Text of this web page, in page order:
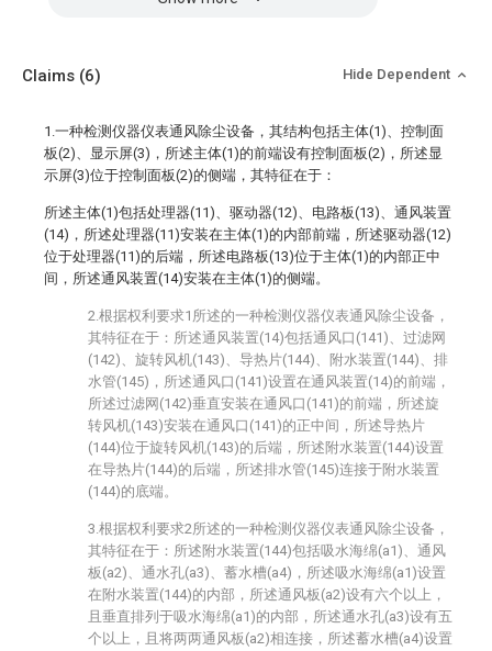
Claims (6) Hide Dependent
1.一种检测仪器仪表通风除尘设备，其结构包括主体(1)、控制面
板(2)、显示屏(3)，所述主体(1)的前端设有控制面板(2)，所述显
示屏(3)位于控制面板(2)的侧端，其特征在于：
所述主体(1)包括处理器(11)、驱动器(12)、电路板(13)、通风装置
(14)，所述处理器(11)安装在主体(1)的内部前端，所述驱动器(12)
位于处理器(11)的后端，所述电路板(13)位于主体(1)的内部正中
间，所述通风装置(14)安装在主体(1)的侧端。
2.根据权利要求1所述的一种检测仪器仪表通风除尘设备，
其特征在于：所述通风装置(14)包括通风口(141)、过滤网
(142)、旋转风机(143)、导热片(144)、附水装置(144)、排
水管(145)，所述通风口(141)设置在通风装置(14)的前端，
所述过滤网(142)垂直安装在通风口(141)的前端，所述旋
转风机(143)安装在通风口(141)的正中间，所述导热片
(144)位于旋转风机(143)的后端，所述附水装置(144)设置
在导热片(144)的后端，所述排水管(145)连接于附水装置
(144)的底端。
3.根据权利要求2所述的一种检测仪器仪表通风除尘设备，
其特征在于：所述附水装置(144)包括吸水海绵(a1)、通风
板(a2)、通水孔(a3)、蓄水槽(a4)，所述吸水海绵(a1)设置
在附水装置(144)的内部，所述通风板(a2)设有六个以上，
且垂直排列于吸水海绵(a1)的内部，所述通水孔(a3)设有五
个以上，且将两两通风板(a2)相连接，所述蓄水槽(a4)设置